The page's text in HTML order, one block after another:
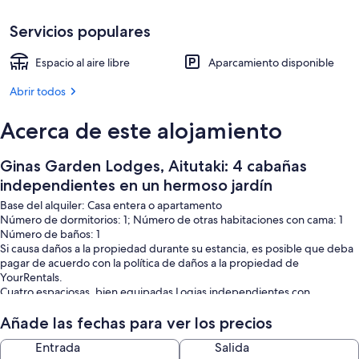
Servicios populares
Espacio al aire libre
Aparcamiento disponible
Abrir todos
Acerca de este alojamiento
Ginas Garden Lodges, Aitutaki: 4 cabañas
independientes en un hermoso jardín
Base del alquiler: Casa entera o apartamento
Número de dormitorios: 1; Número de otras habitaciones con cama: 1
Número de baños: 1
Si causa daños a la propiedad durante su estancia, es posible que deba
pagar de acuerdo con la política de daños a la propiedad de
YourRentals.
Cuatro espaciosas, bien equipadas Logias independientes con
flores, plantas y árboles cerca de Tautu Village. Un viaje de diez minutos
lo lleva al centro de Arutanga, la oficina de correos, el puerto, el club de
pesca, el mercado y la playa.
Añade las fechas para ver los precios
Entrada Salida